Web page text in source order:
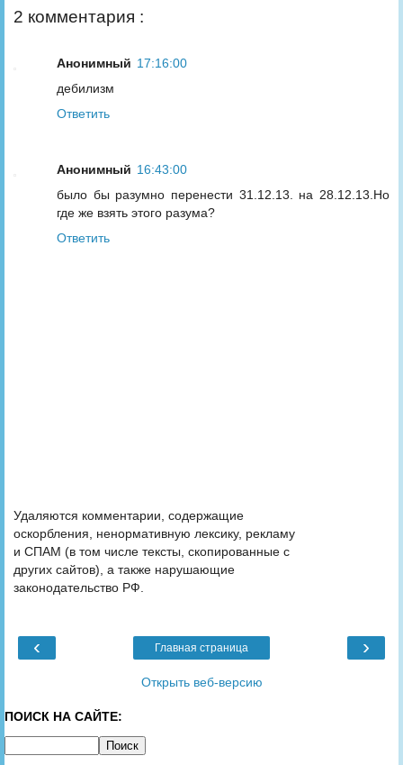
2 комментария :
Анонимный 17:16:00
дебилизм
Ответить
Анонимный 16:43:00
было бы разумно перенести 31.12.13. на 28.12.13.Но
где же взять этого разума?
Ответить
Удаляются комментарии, содержащие
оскорбления, ненормативную лексику, рекламу
и СПАМ (в том числе тексты, скопированные с
других сайтов), а также нарушающие
законодательство РФ.
‹ ›
Главная страница
Открыть веб-версию
ПОИСК НА САЙТЕ: